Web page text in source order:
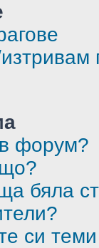
форум?
бяла
си